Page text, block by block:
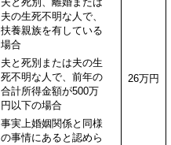
夫の生死不明な人で、
扶養親族を有している
場合
夫と死別または夫の生
死不明な人で、前年の
合計所得金額が500万
円以下の場合
事実上婚姻関係と同様
の事情にあると認めら
26万円